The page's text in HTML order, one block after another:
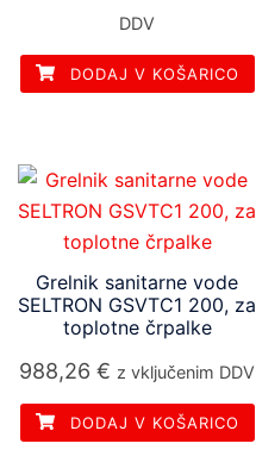
DDV
DODAJ V KOŠARICO
Grelnik sanitarne vode
SELTRON GSVTC1 200, za
toplotne črpalke
988,26€ z vključenim DDV
DODAJ V KOŠARICO